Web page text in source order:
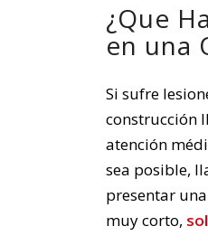
¿Que
en una
Si sufre
construcción
atención
sea posible,
presentar
muy corto,